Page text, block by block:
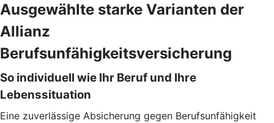
Ausgewählte starke Varianten der
Allianz
Berufsunfähigkeitsversicherung
So individuell wie Ihr Beruf und Ihre
Lebenssituation
Eine zuverlässige Absicherung gegen Berufsunfähigkeit